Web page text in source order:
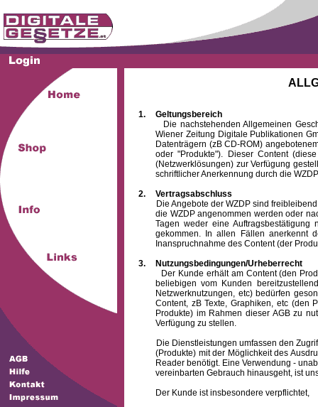
1.
Geltungsbereich
Die nachstehenden Allgemeinen
Wiener Zeitung Digitale Publikationen
Datenträgern (zB CD-ROM)
oder "Produkte"). Dieser Content
(Netzwerklösungen) zur Verfügung
schriftlicher Anerkennung durch die
2.
Vertragsabschluss
Die Angebote der WZDP sind freibleibend.
die WZDP angenommen werden oder
Tagen weder eine
gekommen. In allen Fällen anerkennt
Inanspruchnahme des Content (der
3.
Nutzungsbedingungen/Urheberrecht
Der Kunde erhält am Content (den
beliebigen vom Kunden
Netzwerknutzungen, etc) bedürfen
Content, zB Texte, Graphiken, etc (den
Produkte) im Rahmen dieser AGB zu
Verfügung zu stellen.
Die Dienstleistungen umfassen den Zugriff
(Produkte) mit der Möglichkeit des
Reader benötigt. Eine Verwendung -
vereinbarten Gebrauch hinausgeht, ist
Der Kunde ist insbesondere verpflichtet,